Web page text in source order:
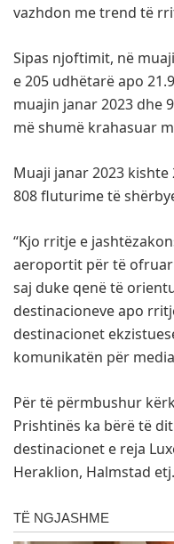
vazhdon me trend të
Sipas njoftimit, në
e 205 udhëtarë apo
muajin janar 2023 dhe
më shumë krahasuar
Muaji janar 2023
808 fluturime të
“Kjo rritje e
aeroportit për të
saj duke qenë të
destinacioneve apo
destinacionet
komunikatën për
Për të përmbushur
Prishtinës ka bërë të
destinacionet e reja
Heraklion, Halmstad etj.